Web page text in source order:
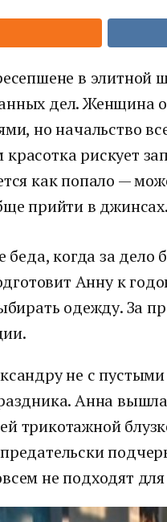
в элитной
дел. Женщина
но начальство
рискует
как попало —
прийти в джинсах.
беда, когда за дело
Анну к
одежду. За
не с
Анна
трикотажной
не подходят